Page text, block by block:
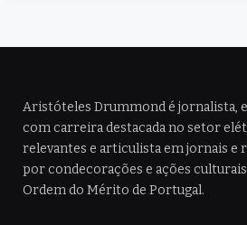
Aristóteles Drummond é jornalista,
com carreira destacada no setor
relevantes e articulista em jornais e
por condecorações e ações
Ordem do Mérito de Portugal.